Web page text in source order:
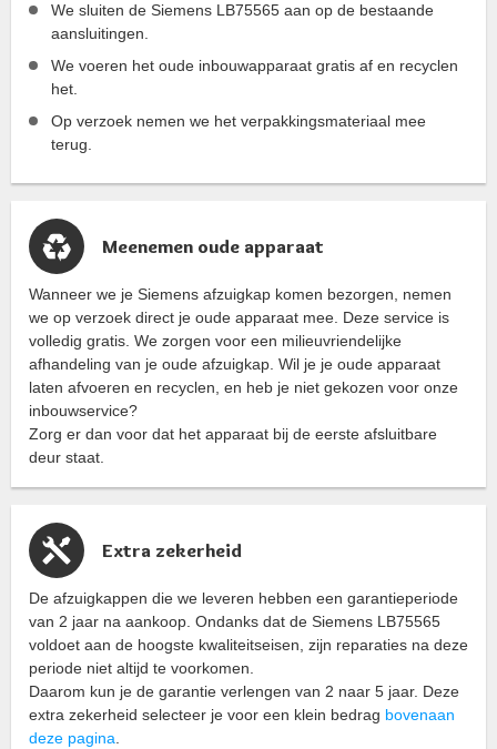
We sluiten de Siemens LB75565 aan op de bestaande
aansluitingen.
We voeren het oude inbouwapparaat gratis af en recyclen
het.
Op verzoek nemen we het verpakkingsmateriaal mee
terug.
Meenemen oude apparaat
Wanneer we je Siemens afzuigkap komen bezorgen, nemen
we op verzoek direct je oude apparaat mee. Deze service is
volledig gratis. We zorgen voor een milieuvriendelijke
afhandeling van je oude afzuigkap. Wil je je oude apparaat
laten afvoeren en recyclen, en heb je niet gekozen voor onze
inbouwservice?
Zorg er dan voor dat het apparaat bij de eerste afsluitbare
deur staat.
Extra zekerheid
De afzuigkappen die we leveren hebben een garantieperiode
van 2 jaar na aankoop. Ondanks dat de Siemens LB75565
voldoet aan de hoogste kwaliteitseisen, zijn reparaties na deze
periode niet altijd te voorkomen.
Daarom kun je de garantie verlengen van 2 naar 5 jaar. Deze
extra zekerheid selecteer je voor een klein bedrag bovenaan
deze pagina